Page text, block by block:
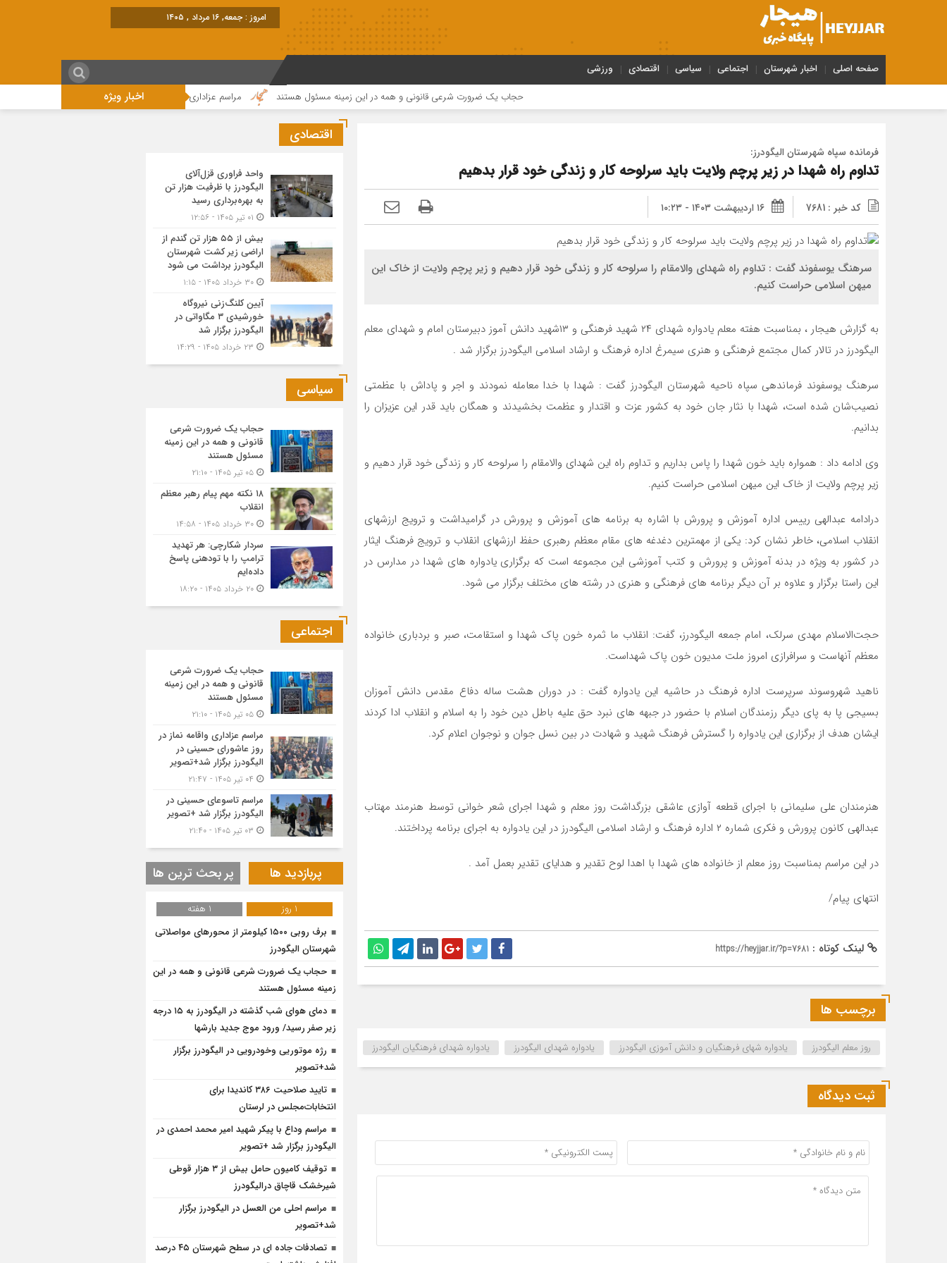
امروز : جمعه, ۱۶ مرداد , ۱۴۰۵
صفحه اصلی اخبار شهرستان اجتماعی سیاسی اقتصادی ورزشی
اخبار ویژه حجاب یک ضرورت شرعی قانونی و همه در این زمینه مسئول هستند مراسم عزاداری واقامه نماز در روز عاشورای حسینی در الیگودرز برگزار
فرمانده سپاه شهرستان الیگودرز:
تداوم راه شهدا در زیر پرچم ولایت باید سرلوحه کار و زندگی خود قرار بدهیم
کد خبر : 7681 ۱۶ اردیبهشت ۱۴۰۳ - ۱۰:۲۳
سرهنگ یوسفوند گفت : تداوم راه شهدای والامقام را سرلوحه کار و زندگی خود قرار دهیم و زیر پرچم ولایت از خاک این
میهن اسلامی حراست کنیم.
به گزارش هیجار ، بمناسبت هفته معلم یادواره شهدای ۲۴ شهید فرهنگی و ۱۳شهید دانش آموز دبیرستان امام و شهدای معلم
الیگودرز در تالار کمال مجتمع فرهنگی و هنری سیمرغ اداره فرهنگ و ارشاد اسلامی الیگودرز برگزار شد .
سرهنگ یوسفوند فرماندهی سپاه ناحیه شهرستان الیگودرز گفت : شهدا با خدا معامله‌ نمودند و اجر و پاداش با عظمتی
نصیب‌شان شده است، شهدا با نثار جان خود به کشور عزت و اقتدار و عظمت بخشیدند و همگان باید قدر این عزیزان را
بدانیم.
وی ادامه داد : همواره باید خون شهدا را پاس بداریم و تداوم راه این شهدای والامقام را سرلوحه کار و زندگی خود قرار دهیم و
زیر پرچم ولایت از خاک این میهن اسلامی حراست کنیم.
درادامه عبدالهی رییس اداره آموزش و پرورش با اشاره به برنامه های آموزش و پرورش در گرامیداشت و ترویج ارزشهای
انقلاب اسلامی، خاطر نشان کرد: یکی از مهمترین دغدغه های مقام معظم رهبری حفظ ارزشهای انقلاب و ترویج فرهنگ ایثار
در کشور به ویژه در بدنه آموزش و پرورش و کتب آموزشی این مجموعه است که برگزاری یادواره های شهدا در مدارس در
این راستا برگزار و علاوه بر آن دیگر برنامه های فرهنگی و هنری در رشته های مختلف برگزار می شود.
حجت‌الاسلام مهدی سرلک، امام‌ جمعه الیگودرز، گفت: انقلاب ما ثمره خون پاک شهدا و استقامت، صبر و بردباری خانواده
معظم آنهاست و سرافرازی امروز ملت مدیون خون پاک شهداست.
ناهید شهروسوند سرپرست اداره فرهنگ در حاشیه این یادواره گفت : در دوران هشت ساله دفاع مقدس دانش آموزان
بسیجی پا به پای دیگر رزمندگان اسلام با حضور در جبهه های نبرد حق علیه باطل دین خود را به اسلام و انقلاب ادا کردند
ایشان هدف از برگزاری این یادواره را گسترش فرهنگ شهید و شهادت در بین نسل جوان و نوجوان اعلام کرد.
هنرمندان علی سلیمانی با اجرای قطعه آوازی عاشقی بزرگداشت روز معلم و شهدا اجرای شعر خوانی توسط هنرمند مهتاب
عبدالهی کانون پرورش و فکری شماره ۲ اداره فرهنگ و ارشاد اسلامی الیگودرز در این یادواره به اجرای برنامه پرداختند.
در این مراسم بمناسبت روز معلم از خانواده های شهدا با اهدا لوح تقدیر و هدایای تقدیر بعمل آمد .
انتهای پیام/
لینک کوتاه : https://heyjjar.ir/?p=7681
برچسب ها
روز معلم الیگودرز یادواره شهای فرهنگیان و دانش آموزی الیگودرز یادواره شهدای الیگودرز یادواره شهدای فرهنگیان الیگودرز
ثبت دیدگاه
اقتصادی
واحد فراوری قزل‌آلای
الیگودرز با ظرفیت هزار تن
به بهره‌برداری رسید
بیش از ۵۵ هزار تن گندم از
اراضی زیر کشت شهرستان
الیگودرز برداشت می شود
آیین کلنگ‌زنی نیروگاه
خورشیدی ۳ مگاواتی در
الیگودرز برگزار شد
سیاسی
حجاب یک ضرورت شرعی
قانونی و همه در این زمینه
مسئول هستند
۱۸ نکته مهم پیام رهبر معظم
انقلاب
سردار شکارچی: هر تهدید
ترامپ را با تودهنی پاسخ
داده‌ایم
اجتماعی
حجاب یک ضرورت شرعی
قانونی و همه در این زمینه
مسئول هستند
مراسم عزاداری واقامه نماز در
روز عاشورای حسینی در
الیگودرز برگزار شد+تصویر
مراسم تاسوعای حسینی در
الیگودرز برگزار شد +تصویر
پربازدید ها پر بحث ترین ها
1 روز
1 هفته
برف روبی ۱۵۰۰ کیلومتر از محور‌های مواصلاتی
شهرستان الیگودرز
حجاب یک ضرورت شرعی قانونی و همه در این
زمینه مسئول هستند
دمای هوای شب گذشته در الیگودرز به ۱۵ درجه
زیر صفر رسید/ ورود موج جدید بارشها
رژه موتوریی وخودرویی در الیگودرز برگزار
شد+تصویر
تایید صلاحیت ۳۸۶ کاندیدا برای
انتخابات‌مجلس در لرستان
مراسم وداع با پیکر شهید امیر محمد احمدی در
الیگودرز برگزار شد +تصویر
توقیف کامیون حامل بیش از ۳ هزار قوطی
شیرخشک قاچاق درالیگودرز
مراسم احلی من العسل در الیگودرز برگزار
شد+تصویر
تصادفات جاده ای در سطح شهرستان ۴۵ درصد